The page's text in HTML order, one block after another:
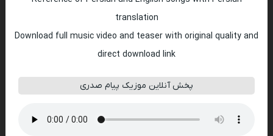
translation
Download full music video and teaser with original quality and
direct download link
پخش آنلاین موزیک پیام صدری